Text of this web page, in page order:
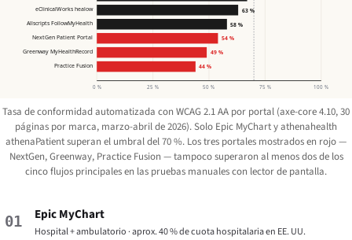
0 % 25 % 50 % 75 % 100 %
eClinicalWorks healow
63 %
Allscripts FollowMyHealth
58 %
NextGen Patient Portal
54 %
Greenway MyHealthRecord
49 %
Practice Fusion
44 %
Tasa de conformidad automatizada con WCAG 2.1 AA por portal (axe-core 4.10, 30
páginas por marca, marzo-abril de 2026). Solo Epic MyChart y athenahealth
athenaPatient superan el umbral del 70 %. Los tres portales mostrados en rojo —
NextGen, Greenway, Practice Fusion — tampoco superaron al menos dos de los
cinco flujos principales en las pruebas manuales con lector de pantalla.
01 Epic MyChart
Hospital + ambulatorio · aprox. 40 % de cuota hospitalaria en EE. UU.